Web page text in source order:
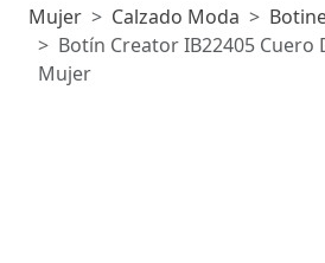
Mujer Calzado Moda
Botín Creator IB22405 Cuero
Mujer